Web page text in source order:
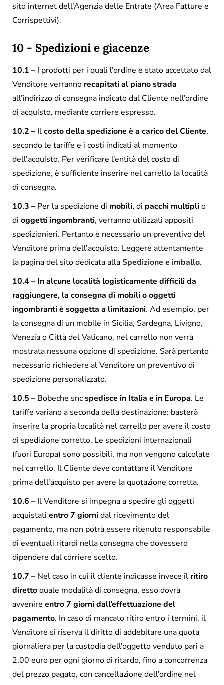
sito internet dell’Agenzia delle Entrate (Area Fatture e
Corrispettivi).
10 - Spedizioni e giacenze
10.1 – I prodotti per i quali l’ordine è stato accettato dal
Venditore verranno recapitati al piano strada
all’indirizzo di consegna indicato dal Cliente nell’ordine
di acquisto, mediante corriere espresso.
10.2 – Ilcosto della spedizione è a carico del Cliente,
secondo le tariffe e i costi indicati al momento
dell’acquisto. Per verificare l’entità del costo di
spedizione, è sufficiente inserire nel carrello la località
di consegna.
10.3 – Per la spedizione di mobili,di pacchi multiplio
di oggetti ingombranti, verranno utilizzati appositi
spedizionieri. Pertanto è necessario un preventivo del
Venditore prima dell’acquisto. Leggere attentamente
la pagina del sito dedicata allaSpedizione e imballo.
10.4– In alcune località logisticamente difficili da
raggiungere, la consegna di mobili o oggetti
ingombranti è soggetta a limitazioni. Ad esempio, per
la consegna di un mobile in Sicilia, Sardegna, Livigno,
Venezia o Città del Vaticano, nel carrello non verrà
mostrata nessuna opzione di spedizione. Sarà pertanto
necessario richiedere al Venditore un preventivo di
spedizione personalizzato.
10.5 – Bobeche sncspedisce in Italia e in Europa. Le
tariffe variano a seconda della destinazione: basterà
inserire la propria località nel carrello per avere il costo
di spedizione corretto. Le spedizioni internazionali
(fuori Europa) sono possibili, ma non vengono calcolate
nel carrello. Il Cliente deve contattare il Venditore
prima dell’acquisto per avere la quotazione corretta.
10.6 – Il Venditore si impegna a spedire gli oggetti
acquistati entro 7 giornidal ricevimento del
pagamento, ma non potrà essere ritenuto responsabile
di eventuali ritardi nella consegna che dovessero
dipendere dal corriere scelto.
10.7 – Nel caso in cui il cliente indicasse invece il ritiro
direttoquale modalità di consegna, esso dovrà
avvenire entro 7 giorni dall’effettuazione del
pagamento. In caso di mancato ritiro entro i termini, il
Venditore si riserva il diritto di addebitare una quota
giornaliera per la custodia dell’oggetto venduto pari a
2,00 euro per ogni giorno di ritardo, fino a concorrenza
del prezzo pagato, con cancellazione dell’ordine nel